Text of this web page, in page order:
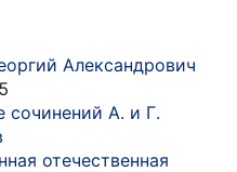
Александрович
сочинений А. и Г.
отечественная